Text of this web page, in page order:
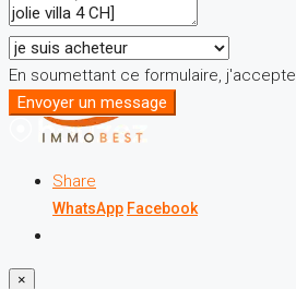
En soumettant ce formulaire, j'accepte
Envoyer un message
Share
WhatsApp Facebook
×